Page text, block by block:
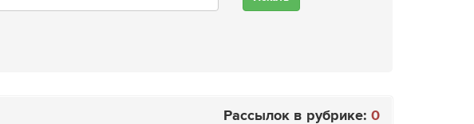
Рассылок в рубрике: 0